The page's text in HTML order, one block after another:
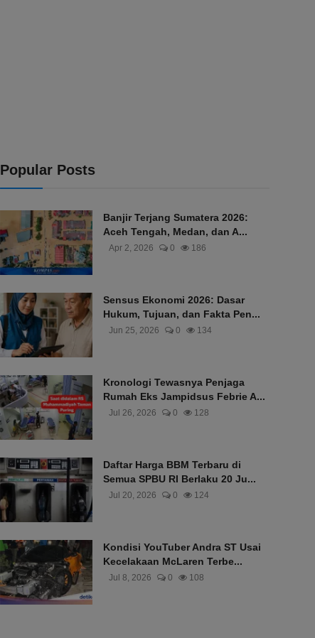
Popular Posts
Banjir Terjang Sumatera 2026:
Aceh Tengah, Medan, dan A...
Apr 2, 2026 0 186
Sensus Ekonomi 2026: Dasar
Hukum, Tujuan, dan Fakta Pen...
Jun 25, 2026 0 134
Kronologi Tewasnya Penjaga
Rumah Eks Jampidsus Febrie A...
Jul 26, 2026 0 128
Daftar Harga BBM Terbaru di
Semua SPBU RI Berlaku 20 Ju...
Jul 20, 2026 0 124
Kondisi YouTuber Andra ST Usai
Kecelakaan McLaren Terbe...
Jul 8, 2026 0 108